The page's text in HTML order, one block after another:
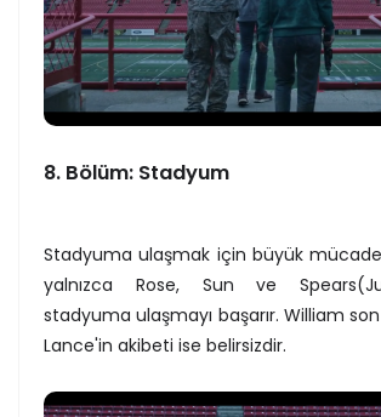
8. Bölüm: Stadyum
Stadyuma ulaşmak için büyük
yalnızca Rose, Sun ve
stadyuma ulaşmayı başarır. William
Lance'in akibeti ise belirsizdir.